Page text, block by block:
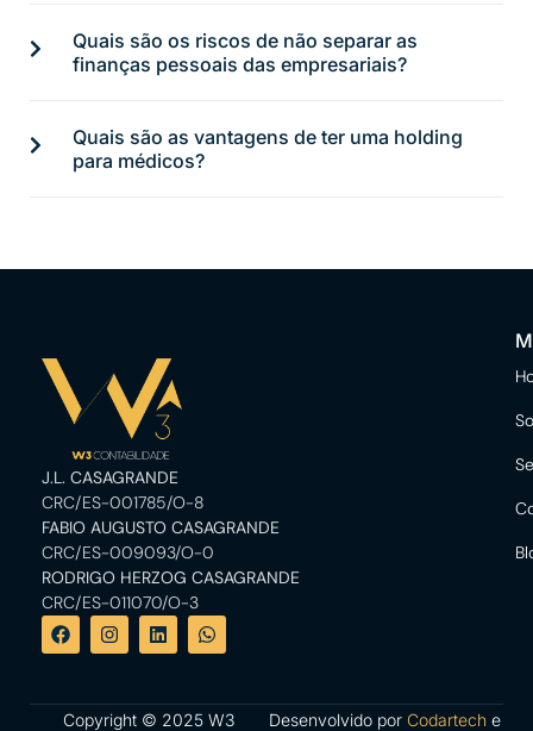
Quais são os riscos de não separar as
finanças pessoais das empresariais?
Quais são as vantagens de ter uma holding
para médicos?
J.L. CASAGRANDE
CRC/ES-001785/O-8
FABIO AUGUSTO CASAGRANDE
CRC/ES-009093/O-0
RODRIGO HERZOG CASAGRANDE
CRC/ES-011070/O-3
Copyright © 2025 W3
Desenvolvido por Codartech e